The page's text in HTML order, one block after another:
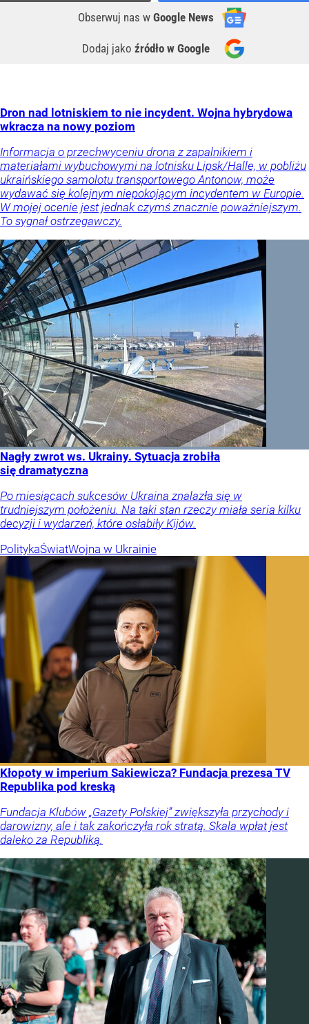
Obserwuj nas w Google News
Dodaj jako źródło w Google
Dron nad lotniskiem to nie incydent. Wojna hybrydowa
wkracza na nowy poziom
Informacja o przechwyceniu drona z zapalnikiem i
materiałami wybuchowymi na lotnisku Lipsk/Halle, w pobliżu
ukraińskiego samolotu transportowego Antonow, może
wydawać się kolejnym niepokojącym incydentem w Europie.
W mojej ocenie jest jednak czymś znacznie poważniejszym.
To sygnał ostrzegawczy.
Nagły zwrot ws. Ukrainy. Sytuacja zrobiła
się dramatyczna
Po miesiącach sukcesów Ukraina znalazła się w
trudniejszym położeniu. Na taki stan rzeczy miała seria kilku
decyzji i wydarzeń, które osłabiły Kijów.
PolitykaŚwiatWojna w Ukrainie
Kłopoty w imperium Sakiewicza? Fundacja prezesa TV
Republika pod kreską
Fundacja Klubów „Gazety Polskiej” zwiększyła przychody i
darowizny, ale i tak zakończyła rok stratą. Skala wpłat jest
daleko za Republiką.